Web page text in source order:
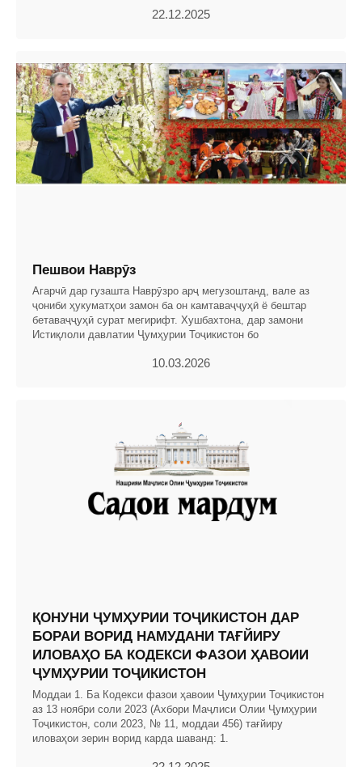
22.12.2025
Пешвои Наврӯз
Агарчӣ дар гузашта Наврӯзро арҷ мегузоштанд, вале аз
ҷониби ҳукуматҳои замон ба он камтаваҷҷуҳӣ ё бештар
бетаваҷҷуҳӣ сурат мегирифт. Хушбахтона, дар замони
Истиқлоли давлатии Ҷумҳурии Тоҷикистон бо
10.03.2026
ҚОНУНИ ҶУМҲУРИИ ТОҶИКИСТОН ДАР
БОРАИ ВОРИД НАМУДАНИ ТАҒЙИРУ
ИЛОВАҲО БА КОДЕКСИ ФАЗОИ ҲАВОИИ
ҶУМҲУРИИ ТОҶИКИСТОН
Моддаи 1. Ба Кодекси фазои ҳавоии Ҷумҳурии Тоҷикистон
аз 13 ноябри соли 2023 (Ахбори Маҷлиси Олии Ҷумҳурии
Тоҷикистон, соли 2023, № 11, моддаи 456) тағйиру
иловаҳои зерин ворид карда шаванд: 1.